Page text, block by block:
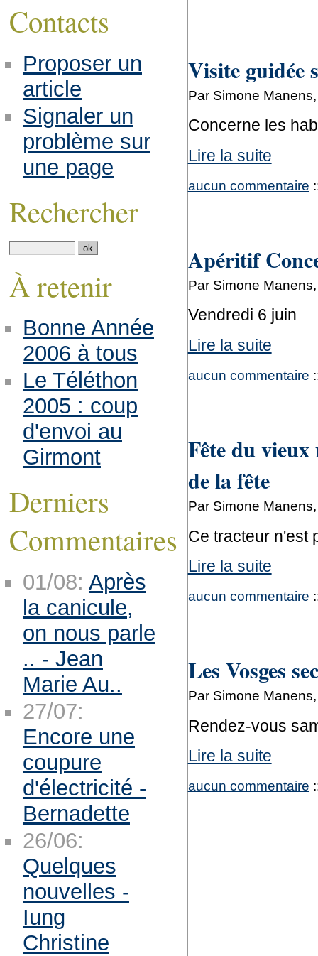
Visite guidée
Par Simone
Concerne les
Lire la suite
aucun commentaire
Apéritif
Par Simone
Vendredi 6 juin
Lire la suite
aucun commentaire
Fête du
de la fête
Par Simone
Ce tracteur n'est
Lire la suite
aucun commentaire
Les Vosges
Par Simone
Rendez-vous
Lire la suite
aucun commentaire
Contacts
Proposer un
article
Signaler un
problème sur
une page
Rechercher
À retenir
Bonne Année
2006 à tous
Le Téléthon
2005 : coup
d'envoi au
Girmont
Derniers
Commentaires
01/08: Après
la canicule,
on nous parle
.. - Jean
Marie Au..
27/07:
Encore une
coupure
d'électricité -
Bernadette
26/06:
Quelques
nouvelles -
Iung
Christine